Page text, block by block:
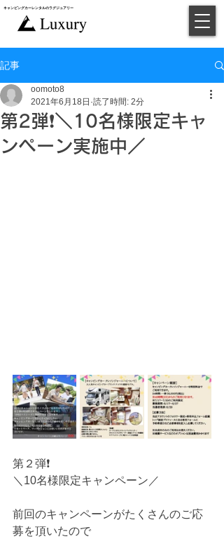
キャンピングカー​レンタルのラグジュアリー
記事
第2弾❗️＼10名様限定キャ
ンペーン実施中／
oomoto8
2021年6月18日 読了時間: 2分
第２弾❗️
＼10名様限定キャンペーン／
前回のキャンペーンがたくさんのご応
募を頂いたので